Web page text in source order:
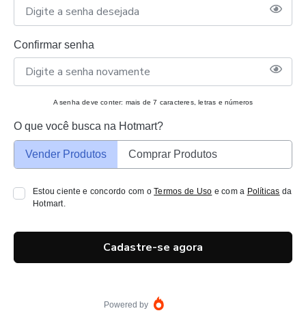
Confirmar senha
A senha deve conter: mais de 7 caracteres, letras e números
O que você busca na Hotmart?
Vender Produtos Comprar Produtos
Estou ciente e concordo com oTermos de Uso e com a Políticas da
Hotmart.
Cadastre-se agora
Powered by